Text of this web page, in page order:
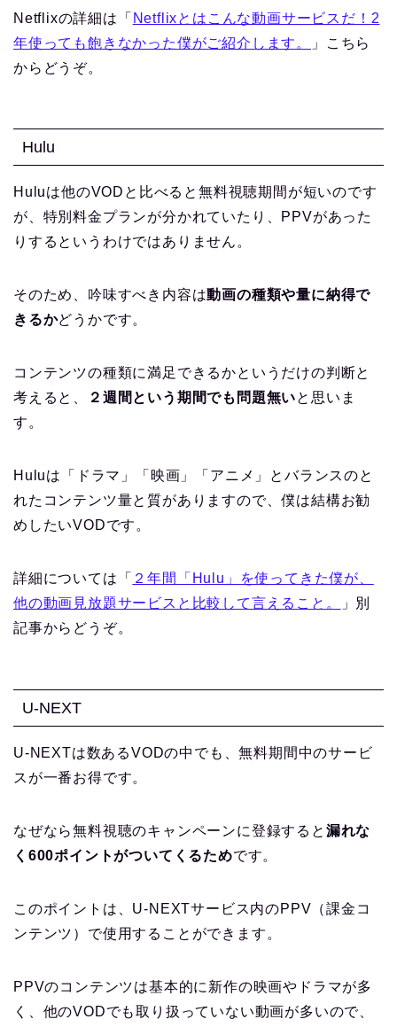
Netflixの詳細は「 Netflixとはこんな動画サービスだ！2
年使っても飽きなかった僕がご紹介します。
」こちら
からどうぞ。
Hulu
Huluは他のVODと比べると無料視聴期間が短いのです
が、特別料金プランが分かれていたり、PPVがあった
りするというわけではありません。
そのため、吟味すべき内容は動画の種類や量に納得で
きるかどうかです。
コンテンツの種類に満足できるかというだけの判断と
考えると、
２週間という期間でも問題無いと思いま
す。
Huluは「ドラマ」「映画」「アニメ」とバランスのと
れたコンテンツ量と質がありますので、僕は結構お勧
めしたいVODです。
詳細については「 ２年間「Hulu」を使ってきた僕が、
他の動画見放題サービスと比較して言えること。
」別
記事からどうぞ。
U-NEXT
U-NEXTは数あるVODの中でも、無料期間中のサービ
スが一番お得です。
なぜなら無料視聴のキャンペーンに登録すると 漏れな
く600ポイントがついてくるためです。
このポイントは、U-NEXTサービス内のPPV（課金コ
ンテンツ）で使用することができます。
PPVのコンテンツは基本的に新作の映画やドラマが多
く、他のVODでも取り扱っていない動画が多いので、